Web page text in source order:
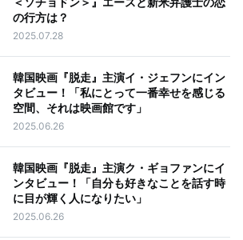
の行方は？
2025.07.28
韓国映画『脱走』主演イ・ジェフンにイン
タビュー！「私にとって一番幸せを感じる
空間、それは映画館です」
2025.06.26
韓国映画『脱走』主演ク・ギョファンにイ
ンタビュー！「自分も好きなことを話す時
に目が輝く人になりたい」
2025.06.26